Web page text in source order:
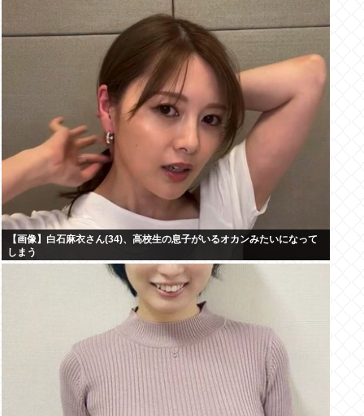
【画像】白石麻衣さん(34)、高校生の息子がいるオカンみたいになって
しまう